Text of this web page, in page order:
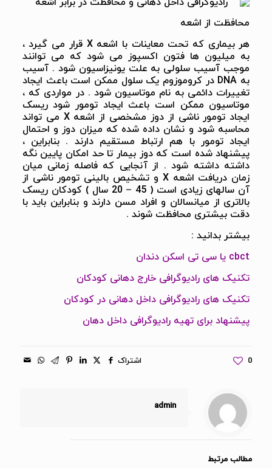
محافظت از اشعه
هر بیماری که تحت معاینات با اشعه X قرار می گیرد ،
به میلیون ها فتون اکسپوز می شود که می توانند
موجب آسیب سلولی به علت یونیزاسیون شود . آسیب
به DNA در کروموزوم یک سلول ممکن است باعث ایجاد
تغییرات دائمی به نام موتاسیون شود . در مواردی که ،
موتاسیون ممکن است باعث ایجاد تومور شود ریسک
ایجاد تومور ناشی از دوز مشخصی از اشعه X می تواند
محاسبه شود و نشان داده شده که میزان دوز و احتمال
ایجاد تومور با هم ارتباط مستقیم دارند . بنابراین ،
پیشنهاد شده است که دوز بیمار تا حد امکان پایین نگه
داشته داشته شود . از آنجایی که فاصله زمانی میان
زمان دریافت اشعه X و تشخیص بالینی تومور ناشی از
آن سالهای زیادی است ( 45 – 20 سال ) کودکان ریسک
بالاتری از میانسالان و افراد مسن دارند و بنابراین باید با
دقت بیشتری محافظت شوند .
بیشتر بدانید :
cbct یا سی تی اسکن دندان
تکنیک های رادیوگرافی خارج دهانی کودکان
تکنیک های رادیوگرافی داخل دهانی در کودکان
پیشنهاد برای تهیه رادیوگرافی داخل دهان
اشتراک 0
admin
مطالب مرتبط